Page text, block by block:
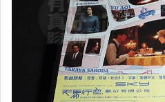
中港台電影【DVD】戰爭.災難
中港台電影【DVD】古裝
中港台電影【DVD】恐怖驚悚.鬼片
中港台電影【DVD】紀錄.其他